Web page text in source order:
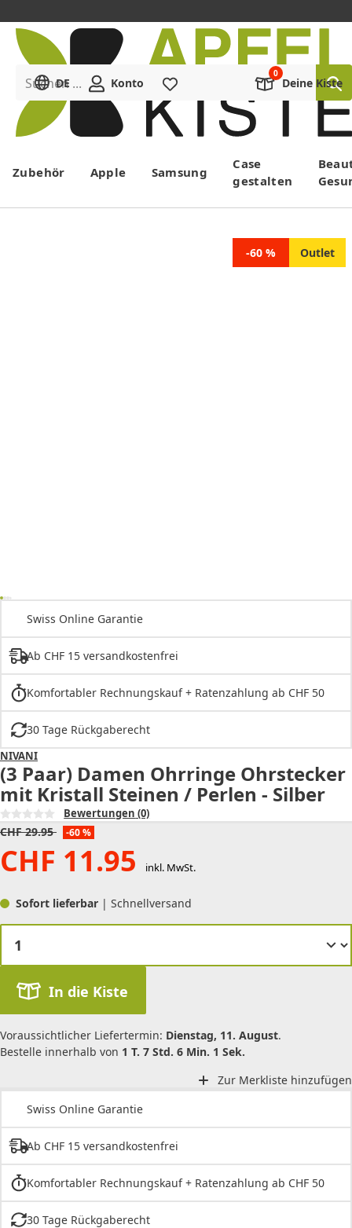
Menü
Suchen ...
DE Konto Deine Kiste
Zubehör Apple Samsung
Case
gestalten
-60 % Outlet
Swiss Online Garantie
Ab CHF 15 versandkostenfrei
Komfortabler Rechnungskauf + Ratenzahlung ab CHF 50
30 Tage Rückgaberecht
NIVANI
(3 Paar) Damen Ohrringe Ohrstecker
mit Kristall Steinen / Perlen - Silber
Bewertungen (0)
CHF 29.95 -60 %
CHF 11.95 inkl. MwSt.
Sofort lieferbar | Schnellversand
In die Kiste
Voraussichtlicher Liefertermin: Dienstag, 11. August.
Bestelle innerhalb von 1 T. 7 Std. 6 Min. 1 Sek.
Zur Merkliste hinzufügen
Swiss Online Garantie
Ab CHF 15 versandkostenfrei
Komfortabler Rechnungskauf + Ratenzahlung ab CHF 50
30 Tage Rückgaberecht